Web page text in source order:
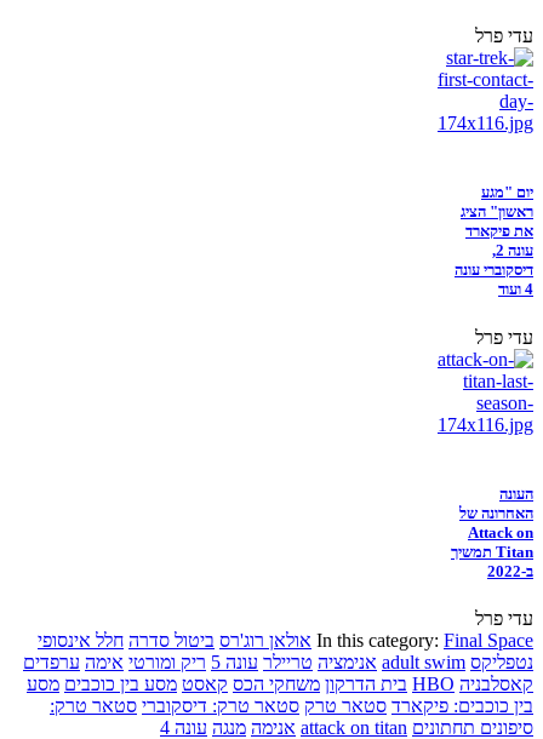
עדי פרל
יום "מגע
ראשון" הציג
את פיקארד
עונה 2,
דיסקוברי עונה
4 ועוד
עדי פרל
העונה
האחרונה של
Attack on
Titan תמשיך
ב-2022
עדי פרל
In this category: Final Space אולאן רוג'רס ביטול סדרה חלל אינסופי
נטפליקס adult swim אנימציה טריילר עונה 5 ריק ומורטי אימה ערפדים
קאסלבניה HBO בית הדרקון משחקי הכס קאסט מסע בין כוכבים מסע
בין כוכבים: פיקארד סטאר טרק סטאר טרק: דיסקוברי סטאר טרק:
סיפונים תחתונים attack on titan אנימה מנגה עונה 4